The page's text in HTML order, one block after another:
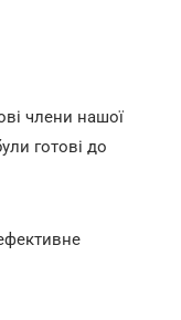
члени нашої
готові до